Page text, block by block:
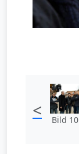
< Bild 10